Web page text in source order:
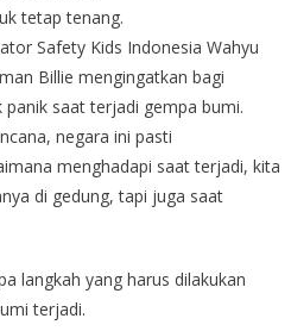
tetap tenang.
Safety Kids Indonesia Wahyu
Billie mengingatkan bagi
saat terjadi gempa bumi.
negara ini pasti
menghadapi saat terjadi, kita
di gedung, tapi juga saat
langkah yang harus dilakukan
terjadi.